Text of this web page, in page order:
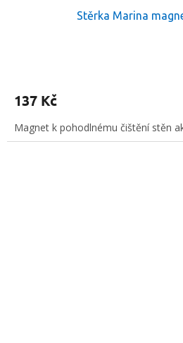
Stěrka Marina
137 Kč
Magnet k pohodlnému čištění stěn